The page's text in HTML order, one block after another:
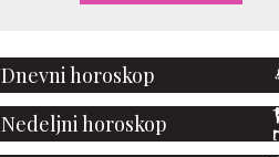
Dnevni horoskop
Nedeljni horoskop